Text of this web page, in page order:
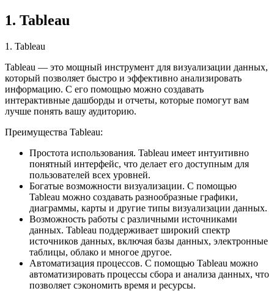
1. Tableau
1. Tableau
Tableau — это мощный инструмент для визуализации данных,
который позволяет быстро и эффективно анализировать
информацию. С его помощью можно создавать
интерактивные дашборды и отчеты, которые помогут вам
лучше понять вашу аудиторию.
Преимущества Tableau:
Простота использования. Tableau имеет интуитивно
понятный интерфейс, что делает его доступным для
пользователей всех уровней.
Богатые возможности визуализации. С помощью
Tableau можно создавать разнообразные графики,
диаграммы, карты и другие типы визуализации данных.
Возможность работы с различными источниками
данных. Tableau поддерживает широкий спектр
источников данных, включая базы данных, электронные
таблицы, облако и многое другое.
Автоматизация процессов. С помощью Tableau можно
автоматизировать процессы сбора и анализа данных, что
позволяет сэкономить время и ресурсы.